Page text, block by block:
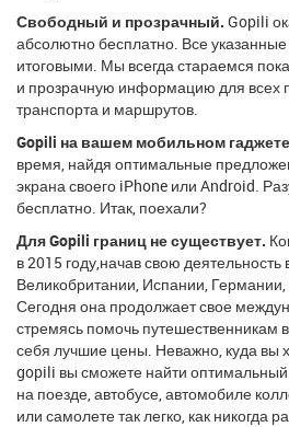
Свободный и прозрачный. Gopili
абсолютно бесплатно. Все
итоговыми. Мы всегда стараемся
и прозрачную информацию для всех
транспорта и маршрутов.
Gopili на вашем мобильном
время, найдя оптимальные
экрана своего iPhone или Android.
бесплатно. Итак, поехали?
Для Gopili границ не существует.
в 2015 году,начав свою деятельность
Великобритании, Испании,
Сегодня она продолжает свое
стремясь помочь путешественникам
себя лучшие цены. Неважно, куда вы
gopili вы сможете найти
на поезде, автобусе, автомобиле
или самолете так легко, как никогда